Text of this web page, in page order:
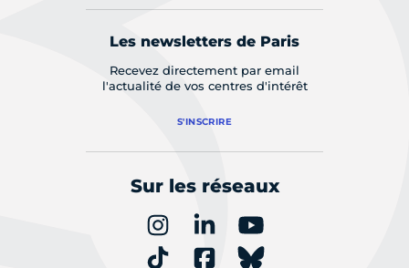
Les newsletters de Paris
Recevez directement par email
l'actualité de vos centres d'intérêt
S'INSCRIRE
Sur les réseaux